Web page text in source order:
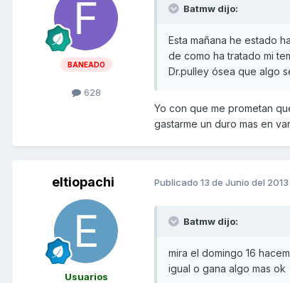
BANEADO
628
Batmw dijo:
Esta mañana he estado
de como ha tratado mi
Dr.pulley ósea que algo
Yo con que me prometan
gastarme un duro mas en
eltiopachi
Usuarios
Publicado 13 de Junio del 2013
Batmw dijo:
mira el domingo 16
igual o gana algo mas ok